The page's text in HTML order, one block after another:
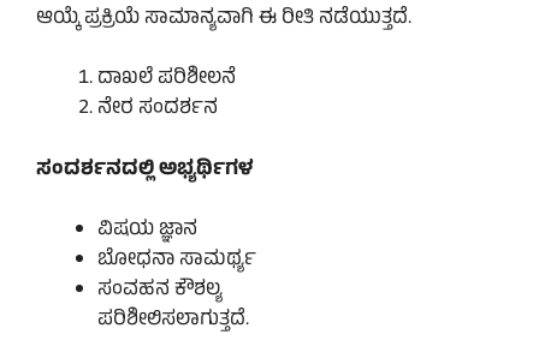
ಆಯ್ಕೆ ಪ್ರಕ್ರಿಯೆ ಸಾಮಾನ್ಯವಾಗಿ ಈ ರೀತಿ ನಡೆಯುತ್ತದೆ.
ದಾಖಲೆ ಪರಿಶೀಲನೆ
ನೇರ ಸಂದರ್ಶನ
ಸಂದರ್ಶನದಲ್ಲಿ ಅಭ್ಯರ್ಥಿಗಳ
ವಿಷಯ ಜ್ಞಾನ
ಬೋಧನಾ ಸಾಮರ್ಥ್ಯ
ಸಂವಹನ ಕೌಶಲ್ಯ
ಪರಿಶೀಲಿಸಲಾಗುತ್ತದೆ.